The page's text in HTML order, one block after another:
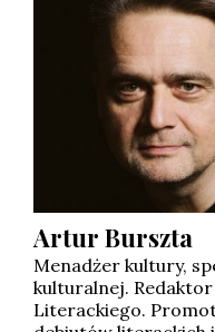
Artur Burszta
Menadżer kultury,
kulturalnej. Redaktor
Literackiego.